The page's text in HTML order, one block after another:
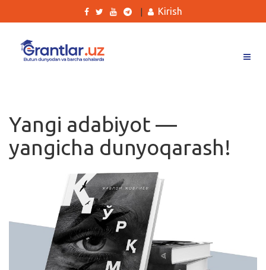
Ishlar
Kurslar
Qidirish
Kirish
Yangi adabiyot —
yangicha dunyoqarash!